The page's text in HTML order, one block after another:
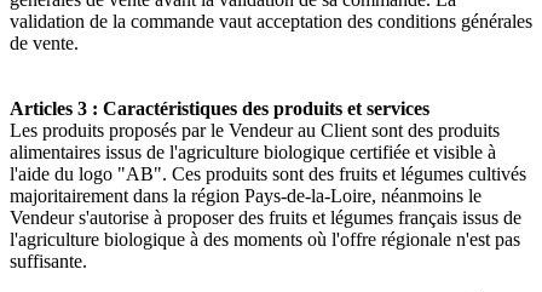
validation de la commande vaut acceptation des conditions générales
de vente.
Articles 3 : Caractéristiques des produits et services
Les produits proposés par le Vendeur au Client sont des produits
alimentaires issus de l'agriculture biologique certifiée et visible à
l'aide du logo "AB". Ces produits sont des fruits et légumes cultivés
majoritairement dans la région Pays-de-la-Loire, néanmoins le
Vendeur s'autorise à proposer des fruits et légumes français issus de
l'agriculture biologique à des moments où l'offre régionale n'est pas
suffisante.